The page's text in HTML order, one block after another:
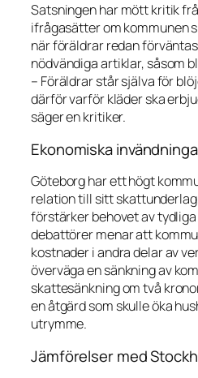
Satsningen har mött kritik
ifrågasätter om kommunen
när föräldrar redan
nödvändiga artiklar, såsom
– Föräldrar står själva för
därför varför kläder ska
säger en kritiker.
Ekonomiska
Göteborg har ett högt
relation till sitt
förstärker behovet av
debattörer menar att
kostnader i andra delar av
överväga en sänkning av
skattesänkning om två
en åtgärd som skulle öka
utrymme.
Jämförelser med